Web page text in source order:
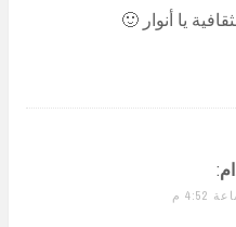
يا أنوار 🙂
: